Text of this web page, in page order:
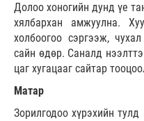
Долоо хоногийн дунд үе
хялбархан амжуулна.
холбоогоо сэргээж,
сайн өдөр. Саналд
цаг хугацааг сайтар
Матар
Зорилгодоо хүрэхийн